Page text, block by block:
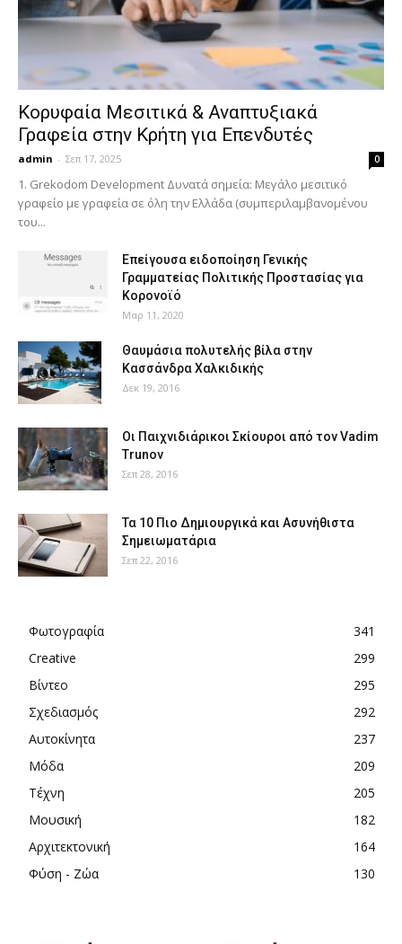
Κορυφαία Μεσιτικά & Αναπτυξιακά
Γραφεία στην Κρήτη για Επενδυτές
admin - Σεπ 17, 2025 0
1. Grekodom Development Δυνατά σημεία: Μεγάλο μεσιτικό
γραφείο με γραφεία σε όλη την Ελλάδα (συμπεριλαμβανομένου
του...
Επείγουσα ειδοποίηση Γενικής
Γραμματείας Πολιτικής Προστασίας για
Κορονοϊό
Μαρ 11, 2020
Θαυμάσια πολυτελής βίλα στην
Κασσάνδρα Χαλκιδικής
Δεκ 19, 2016
Οι Παιχνιδιάρικοι Σκίουροι από τον Vadim
Trunov
Σεπ 28, 2016
Τα 10 Πιο Δημιουργικά και Ασυνήθιστα
Σημειωματάρια
Σεπ 22, 2016
Φωτογραφία
341
Creative
299
Βίντεο
295
Σχεδιασμός
292
Αυτοκίνητα
237
Μόδα
209
Τέχνη
205
Μουσική
182
Αρχιτεκτονική
164
Φύση - Ζώα
130